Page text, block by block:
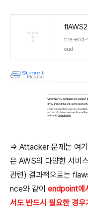
the-end-
oud
=> Attacker 문제는 여
은 AWS의 다양한 서
관련) 결과적으로는
nce와 같이 endpoint에
서도 반드시 필요한 경